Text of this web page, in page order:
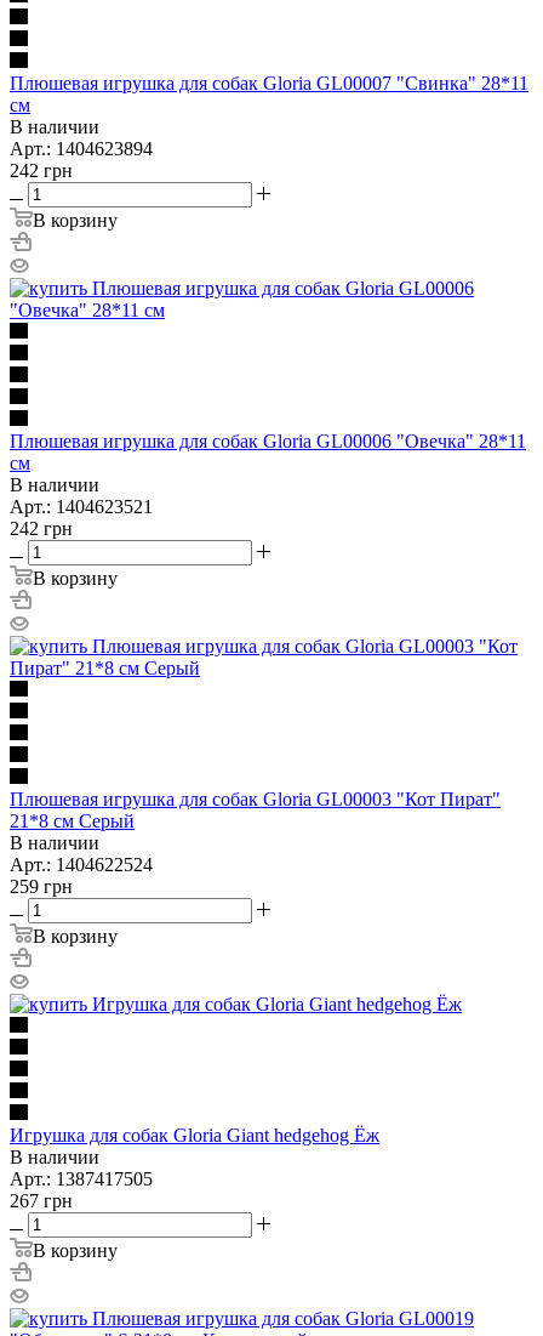
Плюшевая игрушка для собак Gloria GL00007 "Свинка" 28*11
см
В наличии
Арт.: 1404623894
242 грн
В корзину
Плюшевая игрушка для собак Gloria GL00006 "Овечка" 28*11
см
В наличии
Арт.: 1404623521
242 грн
В корзину
Плюшевая игрушка для собак Gloria GL00003 "Кот Пират"
21*8 см Серый
В наличии
Арт.: 1404622524
259 грн
В корзину
Игрушка для собак Gloria Giant hedgehog Ёж
В наличии
Арт.: 1387417505
267 грн
В корзину